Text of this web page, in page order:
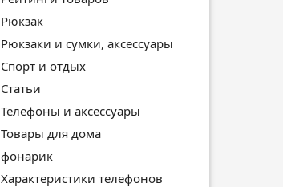
Рюкзак
Рюкзаки и сумки, аксессуары
Спорт и отдых
Статьи
Телефоны и аксессуары
Товары для дома
фонарик
Характеристики телефонов